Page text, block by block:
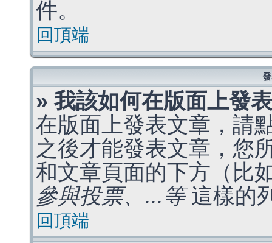
件。
回頂端
» 我該如何在版面上發
在版面上發表文章，請
之後才能發表文章，您
和文章頁面的下方（比
參與投票、...等這樣的
回頂端